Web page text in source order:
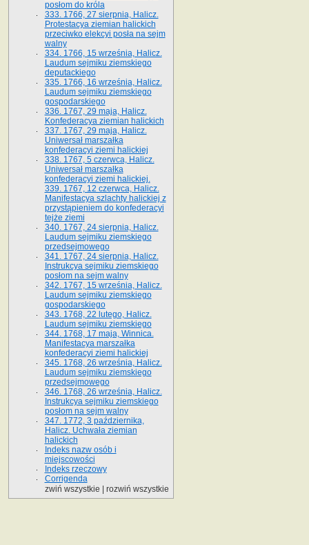
posłom do króla
333. 1766, 27 sierpnia, Halicz.
Protestacya ziemian halickich
przeciwko elekcyi posła na sejm
walny
334. 1766, 15 września, Halicz.
Laudum sejmiku ziemskiego
deputackiego
335. 1766, 16 września, Halicz.
Laudum sejmiku ziemskiego
gospodarskiego
336. 1767, 29 maja, Halicz.
Konfederacya ziemian halickich
337. 1767, 29 maja, Halicz.
Uniwersał marszałka
konfederacyi ziemi halickiej
338. 1767, 5 czerwca, Halicz.
Uniwersał marszałka
konfederacyi ziemi halickiej.
339. 1767, 12 czerwca, Halicz.
Manifestacya szlachty halickiej z
przystąpieniem do konfederacyi
tejże ziemi
340. 1767, 24 sierpnia, Halicz.
Laudum sejmiku ziemskiego
przedsejmowego
341. 1767, 24 sierpnia, Halicz.
Instrukcya sejmiku ziemskiego
posłom na sejm walny
342. 1767, 15 września, Halicz.
Laudum sejmiku ziemskiego
gospodarskiego
343. 1768, 22 lutego, Halicz.
Laudum sejmiku ziemskiego
344. 1768, 17 maja, Winnica.
Manifestacya marszałka
konfederacyi ziemi halickiej
345. 1768, 26 września, Halicz.
Laudum sejmiku ziemskiego
przedsejmowego
346. 1768, 26 września, Halicz.
Instrukcya sejmiku ziemskiego
posłom na sejm walny
347. 1772, 3 października,
Halicz. Uchwała ziemian
halickich
Indeks nazw osób i
miejscowości
Indeks rzeczowy
Corrigenda
zwiń wszystkie
rozwiń wszystkie